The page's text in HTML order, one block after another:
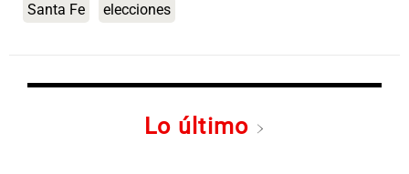
Santa Fe elecciones
Lo último